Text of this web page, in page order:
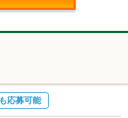
応募可能